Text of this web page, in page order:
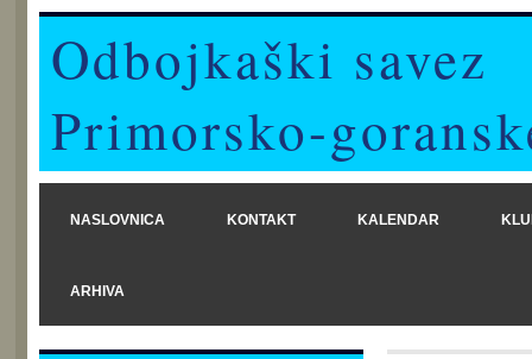
Odbojkaški savez
Primorsko-
NASLOVNICA KONTAKT KALENDAR
ARHIVA